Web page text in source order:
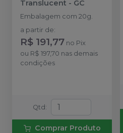
Translucent - GC
Embalagem com 20g.
a partir de:
R$ 191,77 no Pix
ou R$ 197,70 nas demais
condições
Qtd :
Comprar Produto